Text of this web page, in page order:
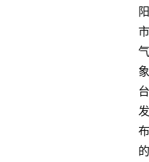
阳
市
气
象
台
发
布
的